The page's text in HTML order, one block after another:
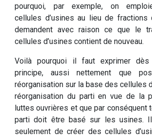
pourquoi, par exemple, on
cellules d’usines au lieu de fractions
demandent avec raison ce que le
cellules d’usines contient de nouveau.
Voilà pourquoi il faut exprimer dès
principe, aussi nettement que
réorganisation sur la base des cellules
réorganisation du parti en vue de la
luttes ouvrières et que par conséquent
parti doit être basé sur les usines.
seulement de créer des cellules